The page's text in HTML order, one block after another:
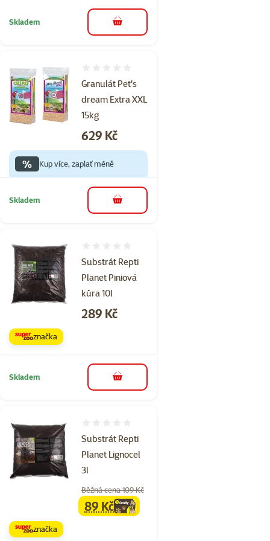
Skladem do košíku
Granulát Pet's
dream Extra XXL
15kg
Cena
629 Kč
% Kup více, zaplať méně
Skladem do košíku
Substrát Repti
Planet Piniová
kůra 10l
Cena
289 Kč
značka
Skladem do košíku
Substrát Repti
Planet Lignocel
3l
Běžná cena 109 Kč
familycena
89 Kč
značka